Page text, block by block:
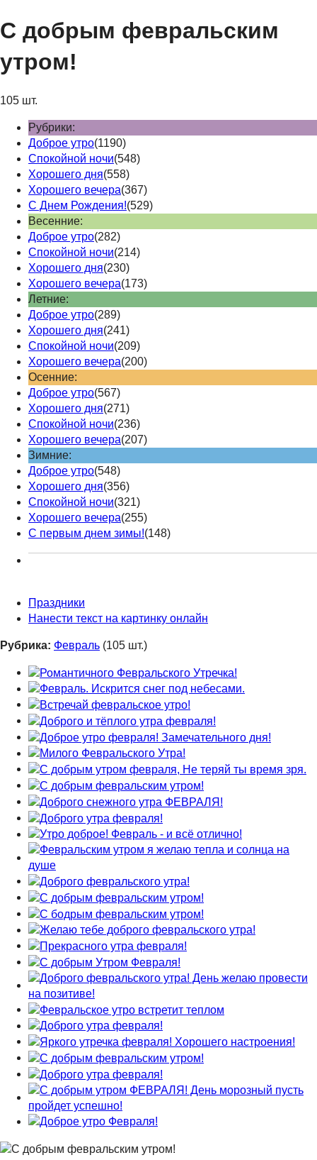
С добрым февральским
утром!
105 шт.
Рубрики:
Доброе утро(1190)
Спокойной ночи(548)
Хорошего дня(558)
Хорошего вечера(367)
С Днем Рождения!(529)
Весенние:
Доброе утро(282)
Спокойной ночи(214)
Хорошего дня(230)
Хорошего вечера(173)
Летние:
Доброе утро(289)
Хорошего дня(241)
Спокойной ночи(209)
Хорошего вечера(200)
Осенние:
Доброе утро(567)
Хорошего дня(271)
Спокойной ночи(236)
Хорошего вечера(207)
Зимние:
Доброе утро(548)
Хорошего дня(356)
Спокойной ночи(321)
Хорошего вечера(255)
С первым днем зимы!(148)
Праздники
Нанести текст на картинку онлайн
Рубрика: Февраль (105 шт.)